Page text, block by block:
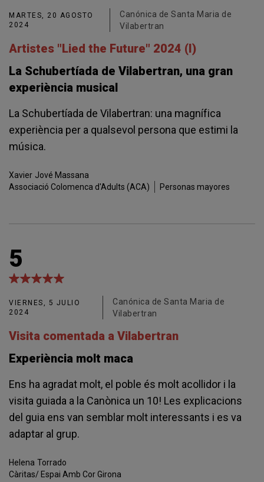
MARTES, 20 AGOSTO
2024
Canónica de Santa Maria de
Vilabertran
Artistes "Lied the Future" 2024 (I)
La Schubertíada de Vilabertran, una gran
experiència musical
La Schubertíada de Vilabertran: una magnífica
experiència per a qualsevol persona que estimi la
música.
Xavier Jové Massana
Associació Colomenca d'Adults (ACA)
Personas mayores
5
VIERNES, 5 JULIO
2024
Canónica de Santa Maria de
Vilabertran
Visita comentada a Vilabertran
Experiència molt maca
Ens ha agradat molt, el poble és molt acollidor i la
visita guiada a la Canònica un 10! Les explicacions
del guia ens van semblar molt interessants i es va
adaptar al grup.
Helena Torrado
Càritas/ Espai Amb Cor Girona